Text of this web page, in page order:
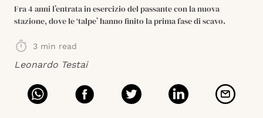
Fra 4 anni l’entrata in esercizio del passante con la nuova
stazione, dove le ‘talpe’ hanno finito la prima fase di scavo.
3 min read
Leonardo Testai